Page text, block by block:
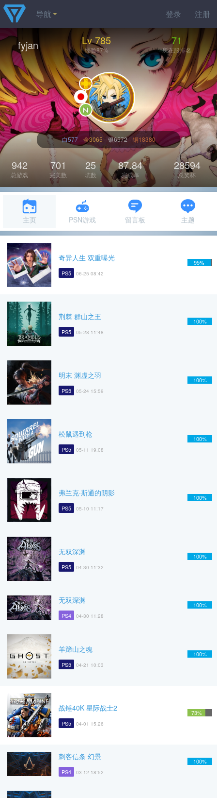
登录 注册
导航
fyjan Lv 785
经验87%
71
所在服排名
白577 金3065 银6572 铜18380
942
总游戏
701
完美数
25
坑数
87.84
完成率
28594
总奖杯
主页 PSN游戏 留言板 主题
奇异人生 双重曝光
PS5 06-25 08:42
95%
荆棘 群山之王
PS5 05-28 11:48
100%
明末 渊虚之羽
PS5 05-24 15:59
100%
松鼠遇到枪
PS5 05-11 19:08
100%
弗兰克·斯通的阴影
PS5 05-10 11:17
100%
无双深渊
PS5 04-30 11:32
100%
无双深渊
PS4 04-30 11:28
100%
羊蹄山之魂
PS5 04-21 10:03
100%
战锤40K 星际战士2
PS5 04-01 15:26
73%
刺客信条 幻景
PS4 03-12 18:52
100%